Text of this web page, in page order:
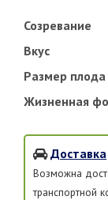
Созревание
Вкус
Размер плода
Жизненная
Доставка
Возможна
транспортной